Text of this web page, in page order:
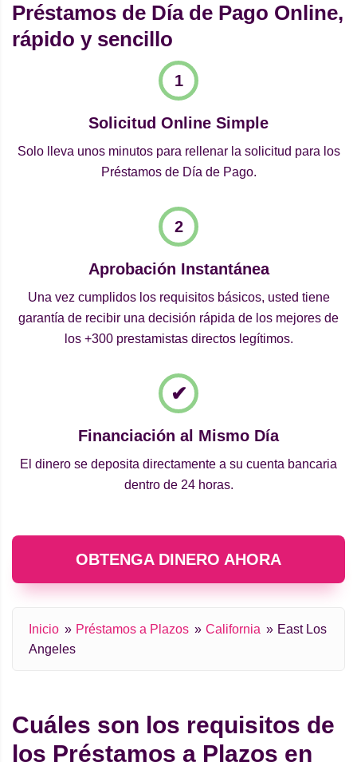
Préstamos de Día de Pago Online,
rápido y sencillo
Solicitud Online Simple
Solo lleva unos minutos para rellenar la solicitud para los
Préstamos de Día de Pago.
Aprobación Instantánea
Una vez cumplidos los requisitos básicos, usted tiene
garantía de recibir una decisión rápida de los mejores de
los +300 prestamistas directos legítimos.
Financiación al Mismo Día
El dinero se deposita directamente a su cuenta bancaria
dentro de 24 horas.
OBTENGA DINERO AHORA
Inicio Préstamos a Plazos California
East Los
Angeles
Cuáles son los requisitos de
los Préstamos a Plazos en